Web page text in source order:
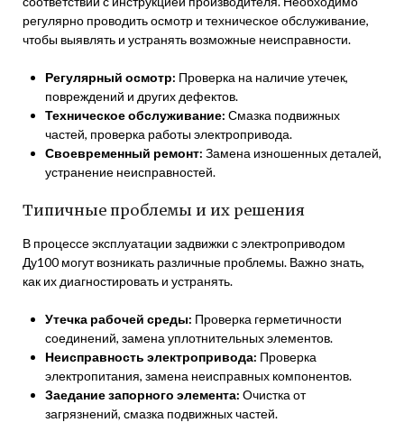
регулярно проводить осмотр и техническое обслуживание,
чтобы выявлять и устранять возможные неисправности.
Регулярный осмотр: Проверка на наличие утечек,
повреждений и других дефектов.
Техническое обслуживание: Смазка подвижных
частей, проверка работы электропривода.
Своевременный ремонт: Замена изношенных деталей,
устранение неисправностей.
Типичные проблемы и их решения
В процессе эксплуатации задвижки с электроприводом
Ду100 могут возникать различные проблемы. Важно знать,
как их диагностировать и устранять.
Утечка рабочей среды: Проверка герметичности
соединений, замена уплотнительных элементов.
Неисправность электропривода: Проверка
электропитания, замена неисправных компонентов.
Заедание запорного элемента: Очистка от
загрязнений, смазка подвижных частей.